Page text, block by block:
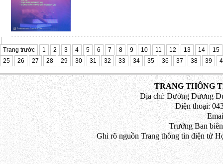
Trang trước 1 2 3 4 5 6 7 8 9 10 11 12 13 14
15
25
26 27 28 29 30 31 32 33 34 35 36 37 38 39
TRANG THÔNG
Địa chỉ: Đường Dương
Điện thoại:
Trưởng Ban
Ghi rõ nguồn Trang thông tin điện tử